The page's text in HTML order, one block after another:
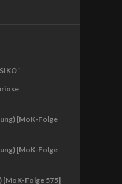
[MoK-Folge
[MoK-Folge
[MoK-Folge 575]